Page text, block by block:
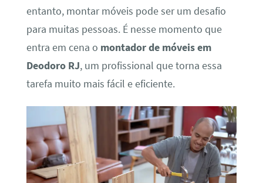
entanto, montar móveis pode ser um desafio
para muitas pessoas. É nesse momento que
entra em cena o montador de móveis em
Deodoro RJ, um profissional que torna essa
tarefa muito mais fácil e eficiente.